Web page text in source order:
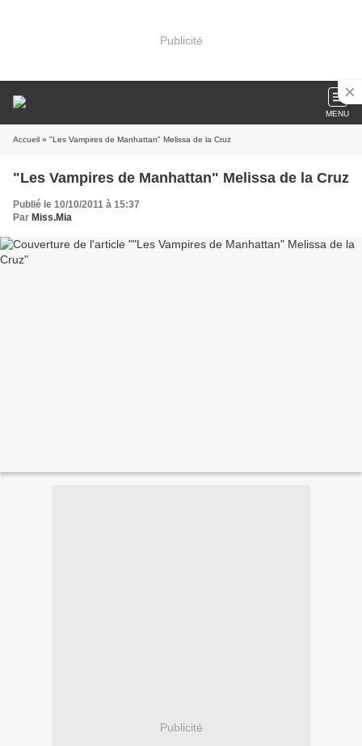
Publicité
MENU
Accueil » "Les Vampires de Manhattan" Melissa de la Cruz
"Les Vampires de Manhattan" Melissa de la Cruz
Publié le 10/10/2011 à 15:37
Par Miss.Mia
Publicité